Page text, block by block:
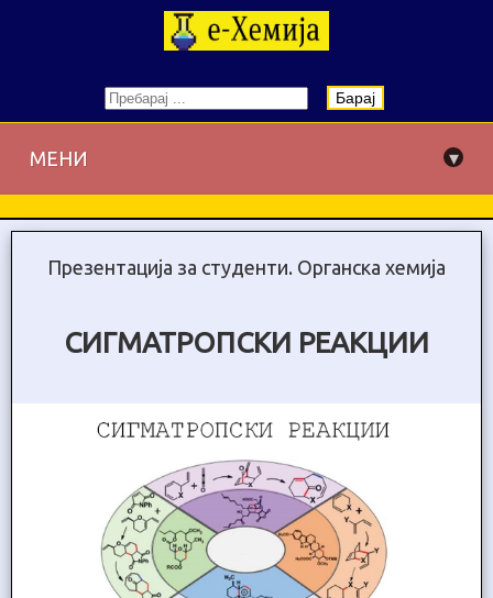
Барај
МЕНИ ▾
Презентација за студенти. Органска хемија
СИГМАТРОПСКИ РЕАКЦИИ